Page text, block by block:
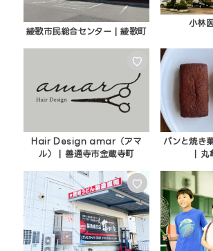
綾歌市民総合センター | 綾歌町
小林
♡
Hair Design amar（アマ
ル） | 善通寺市金蔵寺町
パンと焼き
| 丸
♡